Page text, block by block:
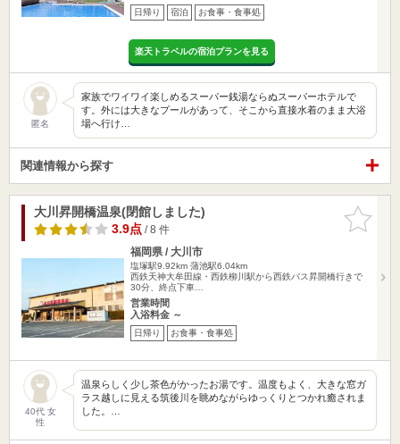
日帰り 宿泊 お食事・食事処
楽天トラベルの宿泊プランを見る
匿名
家族でワイワイ楽しめるスーパー銭湯ならぬスーパーホテルで
す。外には大きなプールがあって、そこから直接水着のまま大浴
場へ行け…
関連情報から探す
お気に入
りに追加
大川昇開橋温泉(閉館しました)
3.9点/ 8 件
福岡県 / 大川市
塩塚駅9.92km 蒲池駅6.04km
西鉄天神大牟田線・西鉄柳川駅から西鉄バス昇開橋行きで
30分、終点下車…
営業時間
入浴料金 ～
日帰り お食事・食事処
40代 女
性
温泉らしく少し茶色がかったお湯です。温度もよく、大きな窓ガ
ラス越しに見える筑後川を眺めながらゆっくりとつかれ癒されま
した。…